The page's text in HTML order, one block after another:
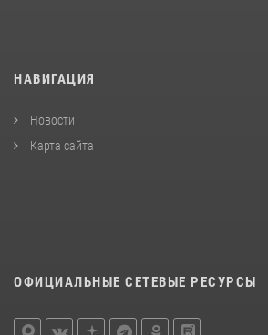
НАВИГАЦИЯ
Новости
Карта сайта
ОФИЦИАЛЬНЫЕ СЕТЕВЫЕ РЕСУРСЫ